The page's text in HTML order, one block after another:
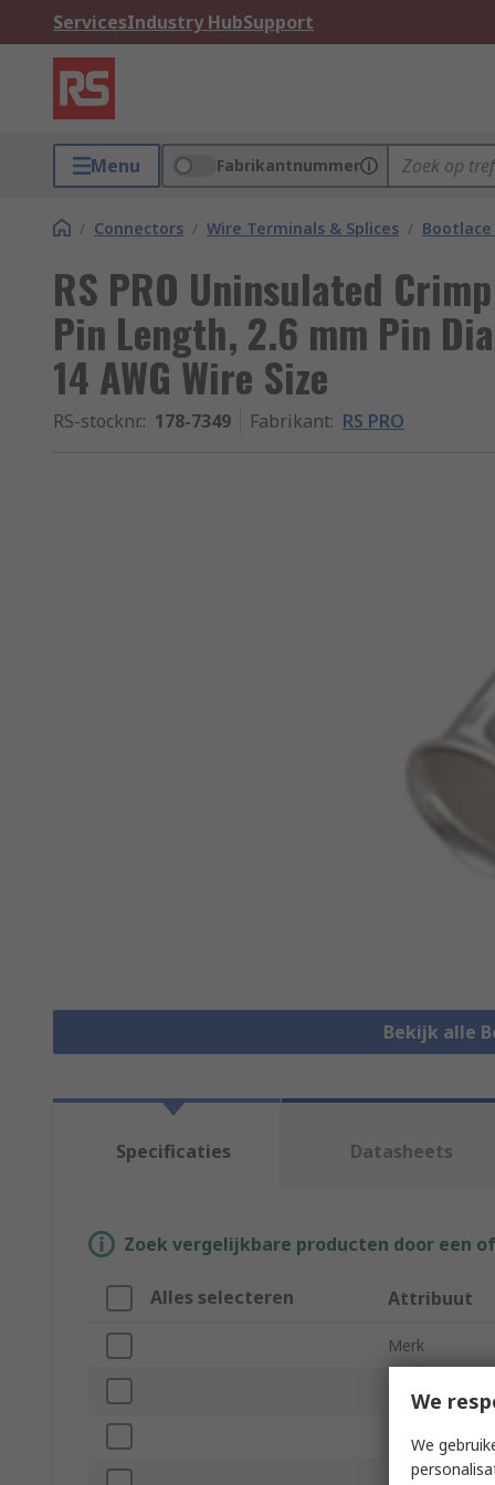
ServicesIndustry HubSupport
Menu Fabrikantnummer
/ Connectors / Wire Terminals & Splices /
RS PRO Uninsulated
Pin Length, 2.6 mm Pin
14 AWG Wire Size
RS-stocknr.: 178-7349 Fabrikant: RS PRO
Bekijk alle
Specificaties Datasheets
Zoek vergelijkbare producten door een
Alles selecteren Attribuut
Merk
Product Type
Pin Diameter
We
We